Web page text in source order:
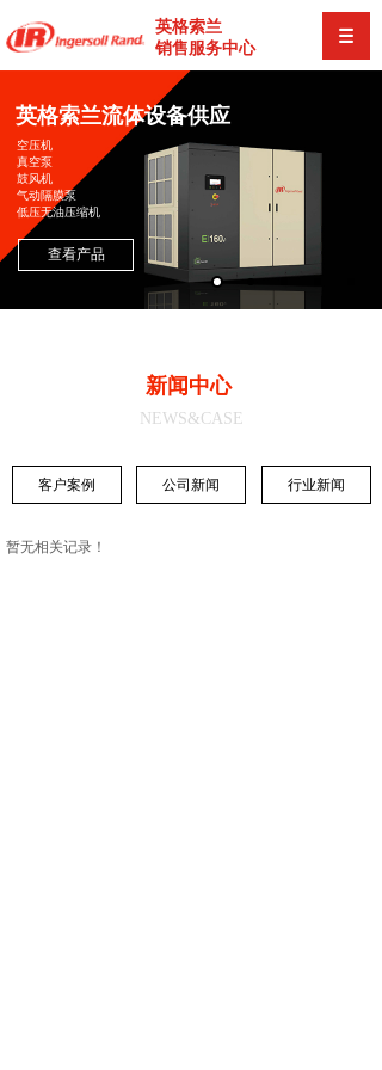
英格索兰
销售服务中心
英格索兰流体设备供应
空压机
真空泵
鼓风机
气动隔膜泵
低压无油压缩机
查看产品
新闻中心
NEWS&CASE
公司新闻 行业新闻
客户案例
暂无相关记录！